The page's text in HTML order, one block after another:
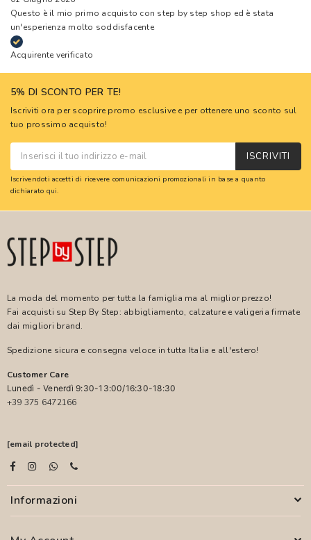
Questo è il mio primo acquisto con step by step shop ed è stata
un'esperienza molto soddisfacente
Acquirente verificato
5% DI SCONTO PER TE!
Iscriviti ora per scoprire promo esclusive e per ottenere uno sconto sul
tuo prossimo acquisto!
ISCRIVITI
Iscrivendoti accetti di ricevere comunicazioni promozionali in base a quanto
dichiarato qui.
La moda del momento per tutta la famiglia ma al miglior prezzo!
Fai acquisti su Step By Step: abbigliamento, calzature e valigeria firmate
dai migliori brand.
Spedizione sicura e consegna veloce in tutta Italia e all'estero!
Customer Care
Lunedì - Venerdì 9:30-13:00/16:30-18:30
+39 375 6472166
[email protected]
Informazioni